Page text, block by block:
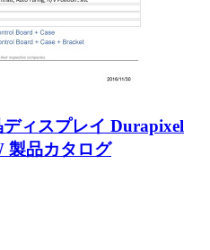
ィスプレイ Durapixel
製品カタログ